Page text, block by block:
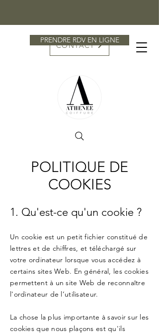
CONTACT
PRENDRE RDV EN LIGNE
POLITIQUE DE
COOKIES
1. Qu'est-ce qu'un cookie ?
Un cookie est un petit fichier constitué de
lettres et de chiffres, et téléchargé sur
votre ordinateur lorsque vous accédez à
certains sites Web. En général, les cookies
permettent à un site Web de reconnaître
l'ordinateur de l’utilisateur.
La chose la plus importante à savoir sur les
cookies que nous plaçons est qu'ils